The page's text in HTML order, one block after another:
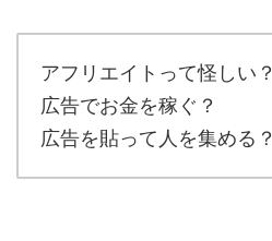
アフリエイトって怪しい？
広告でお金を稼ぐ？
広告を貼って人を集める？